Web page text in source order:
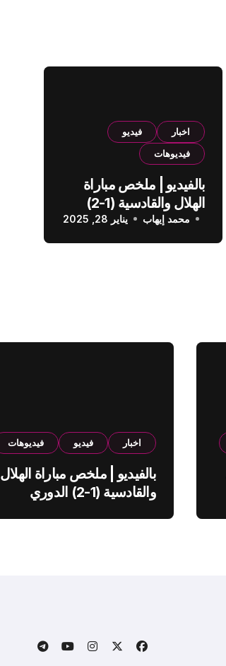
اخبار
فيديو
فيديوهات
بالفيديو | ملخص مباراة
الهلال والقادسية (1-2)
الدوري السعودي
محمد إيهاب يناير 28, 2025
اخبار فيديو فيديوهات
بالفيديو | ملخص مباراة الهلال
والقادسية (1-2) الدوري